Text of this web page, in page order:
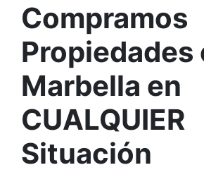
Compramos
Propiedades
Marbella en
CUALQUIER
Situación